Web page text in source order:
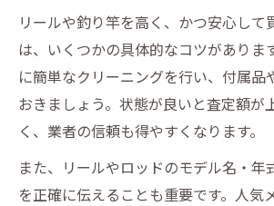
リールや釣り竿を高く、かつ安心して
は、いくつかの具体的なコツがありま
に簡単なクリーニングを行い、付属品
おきましょう。状態が良いと査定額が
く、業者の信頼も得やすくなります。
また、リールやロッドのモデル名・年
を正確に伝えることも重要です。人気